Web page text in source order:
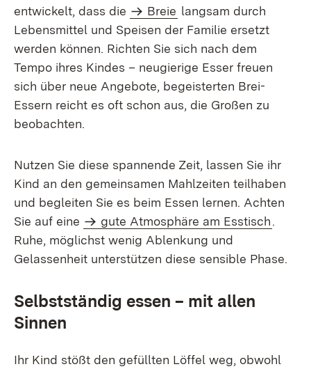
entwickelt, dass die
Breie langsam durch
Lebensmittel und Speisen der Familie ersetzt
werden können. Richten Sie sich nach dem
Tempo ihres Kindes – neugierige Esser freuen
sich über neue Angebote, begeisterten Brei-
Essern reicht es oft schon aus, die Großen zu
beobachten.
Nutzen Sie diese spannende Zeit, lassen Sie ihr
Kind an den gemeinsamen Mahlzeiten teilhaben
und begleiten Sie es beim Essen lernen. Achten
Sie auf eine
gute Atmosphäre am Esstisch.
Ruhe, möglichst wenig Ablenkung und
Gelassenheit unterstützen diese sensible Phase.
Selbstständig essen – mit allen
Sinnen
Ihr Kind stößt den gefüllten Löffel weg, obwohl